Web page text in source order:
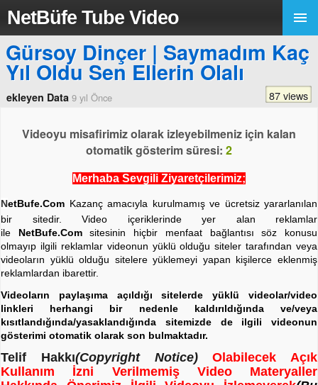
NetBüfe Tube Video
Gürsoy Dinçer | Saymadım Kaç
Yıl Oldu Sen Ellerin Olalı
ekleyen Data 9 yıl Önce 87 views
Videoyu misafirimiz olarak izleyebilmeniz için kalan
otomatik gösterim süresi: 2
Merhaba Sevgili Ziyaretçilerimiz;
NetBufe.Com Kazanç amacıyla kurulmamış ve ücretsiz yararlanılan
bir sitedir. Video içeriklerinde yer alan reklamlar
ile NetBufe.Comsitesinin hiçbir menfaat bağlantısı söz konusu
olmayıp ilgili reklamlar videonun yüklü olduğu siteler tarafından veya
videoların yüklü olduğu sitelere yüklemeyi yapan kişilerce eklenmiş
reklamlardan ibarettir.
Videoların paylaşıma açıldığı sitelerde yüklü videolar/video
linkleri herhangi bir nedenle kaldırıldığında ve/veya
kısıtlandığında/yasaklandığında sitemizde de ilgili videonun
gösterimi otomatik olarak son bulmaktadır.
Telif Hakkı(Copyright Notice)
Olabilecek Açık
Kullanım İzni Verilmemiş Video Materyaller